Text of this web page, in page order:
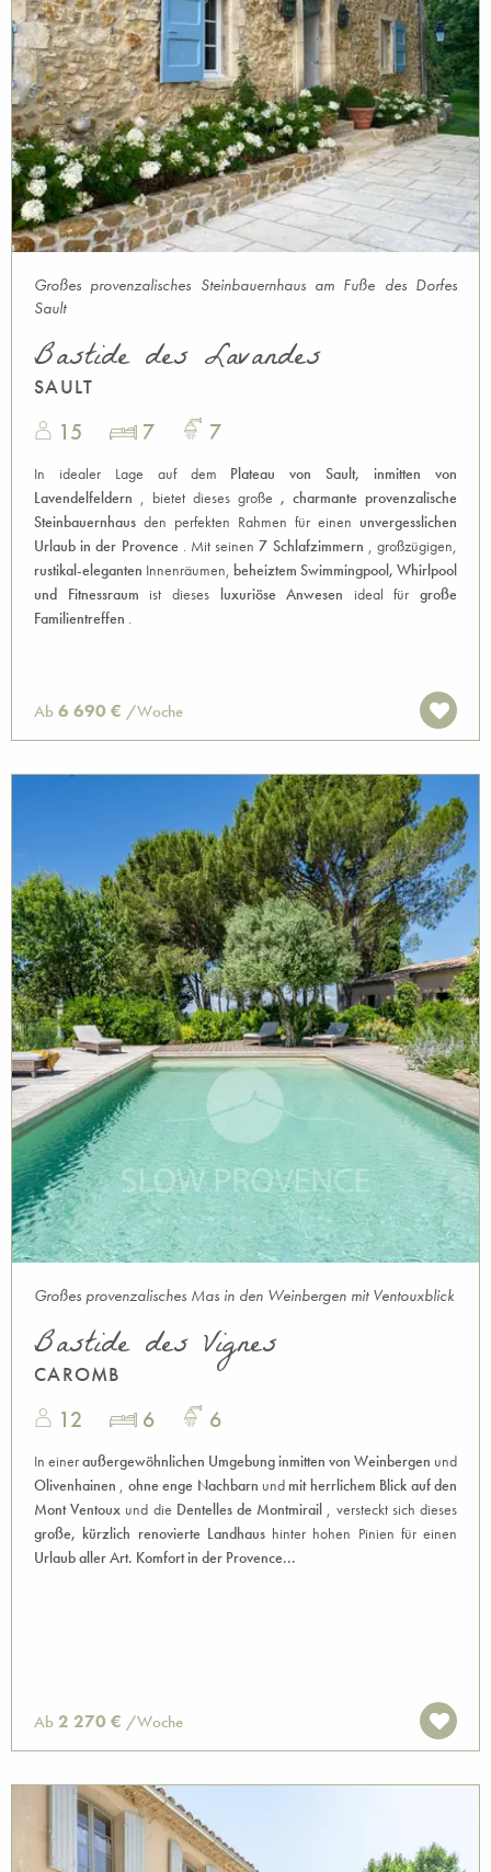
Großes provenzalisches Steinbauernhaus am Fuße des Dorfes
Sault
Bastide des Lavandes
SAULT
15 7 7
In idealer Lage auf dem Plateau von Sault, inmitten von
Lavendelfeldern , bietet dieses große , charmante provenzalische
Steinbauernhaus den perfekten Rahmen für einen unvergesslichen
Urlaub in der Provence. Mit seinen7 Schlafzimmern , großzügigen,
rustikal-eleganten Innenräumen, beheiztem Swimmingpool, Whirlpool
und Fitnessraum ist dieses luxuriöse Anwesen ideal für große
Familientreffen .
Ab 6 690 € /Woche
Großes provenzalisches Mas in den Weinbergen mit Ventouxblick
Bastide des Vignes
CAROMB
12 6 6
In eineraußergewöhnlichen Umgebung inmitten von Weinbergen und
Olivenhainen , ohne enge Nachbarn und mit herrlichem Blick auf den
Mont Ventoux und die Dentelles de Montmirail , versteckt sich dieses
große, kürzlich renovierte Landhaushinter hohen Pinien für einen
Urlaub aller Art. Komfort in der Provence...
Ab 2 270 € /Woche